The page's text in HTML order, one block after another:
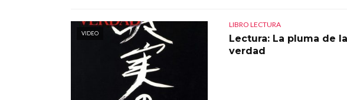
VIDEO
LIBRO LECTURA
Lectura: La pluma de la
verdad